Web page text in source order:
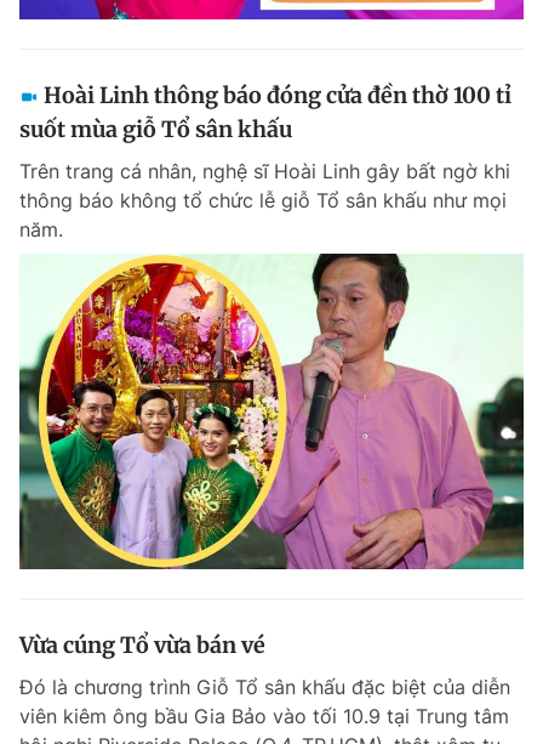
Hoài Linh thông báo đóng cửa đền thờ 100 tỉ
suốt mùa giỗ Tổ sân khấu
Trên trang cá nhân, nghệ sĩ Hoài Linh gây bất ngờ khi
thông báo không tổ chức lễ giỗ Tổ sân khấu như mọi
năm.
Vừa cúng Tổ vừa bán vé
Đó là chương trình Giỗ Tổ sân khấu đặc biệt của diễn
viên kiêm ông bầu Gia Bảo vào tối 10.9 tại Trung tâm